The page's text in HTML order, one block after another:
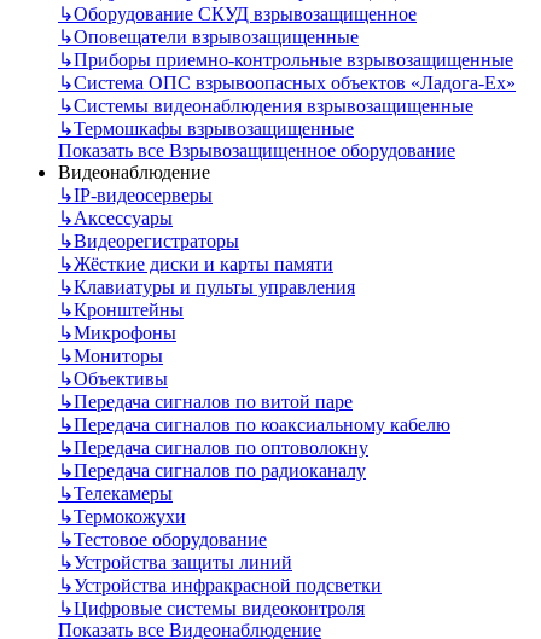
↳Оборудование СКУД взрывозащищенное
↳Оповещатели взрывозащищенные
↳Приборы приемно-контрольные взрывозащищенные
↳Система ОПС взрывоопасных объектов «Ладога-Ex»
↳Системы видеонаблюдения взрывозащищенные
↳Термошкафы взрывозащищенные
Показать все Взрывозащищенное оборудование
Видеонаблюдение
↳IP-видеосерверы
↳Аксессуары
↳Видеорегистраторы
↳Жёсткие диски и карты памяти
↳Клавиатуры и пульты управления
↳Кронштейны
↳Микрофоны
↳Мониторы
↳Объективы
↳Передача сигналов по витой паре
↳Передача сигналов по коаксиальному кабелю
↳Передача сигналов по оптоволокну
↳Передача сигналов по радиоканалу
↳Телекамеры
↳Термокожухи
↳Тестовое оборудование
↳Устройства защиты линий
↳Устройства инфракрасной подсветки
↳Цифровые системы видеоконтроля
Показать все Видеонаблюдение